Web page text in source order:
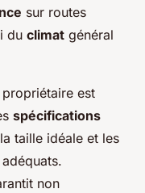
sur routes
du climat général
est
spécifications
taille idéale et les
non